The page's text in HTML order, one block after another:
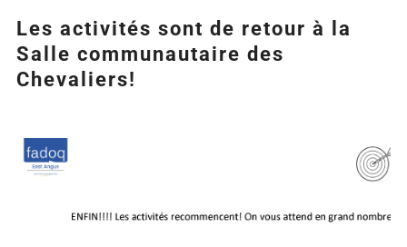
Les activités sont de retour à la
Salle communautaire des
Chevaliers!
Agrandir
l&apos;image